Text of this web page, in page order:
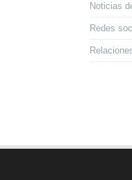
Noticias
Redes